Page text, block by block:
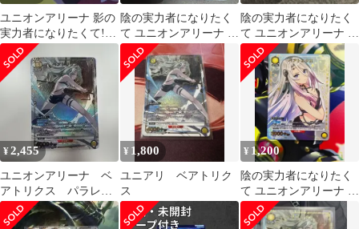
ユニオンアリーナ 影の
実力者になりたくて!
ベアトリクス パラレル
R★
陰の実力者になりたく
て ユニオンアリーナ ベ
アトリクス パラレル
U★
陰の実力者になりたく
て ユニオンアリーナ ベ
アトリクス パラレル
U★
¥2,455
ユニオンアリーナ ベ
アトリクス パラレル
R★ 黄色
¥ 1,800
ユニアリ ベアトリク
ス
¥ 1,200
陰の実力者になりたく
て ユニオンアリーナ ベ
アトリクス パラレル
U★